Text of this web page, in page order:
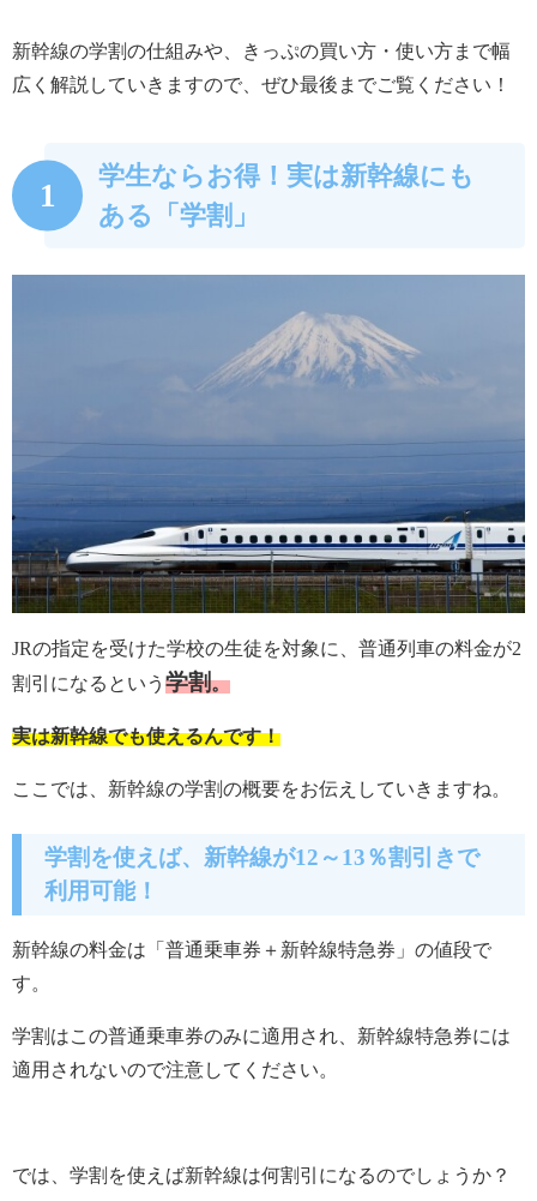
新幹線の学割の仕組みや、きっぷの買い方・使い方まで幅
広く解説していきますので、ぜひ最後までご覧ください！
1
学生ならお得！実は新幹線にも
ある「学割」
JRの指定を受けた学校の生徒を対象に、普通列車の料金が2
割引になるという 学割。
実は新幹線でも使えるんです！
ここでは、新幹線の学割の概要をお伝えしていきますね。
学割を使えば、新幹線が12～13％割引きで
利用可能！
新幹線の料金は「普通乗車券＋新幹線特急券」の値段で
す。
学割はこの普通乗車券のみに適用され、新幹線特急券には
適用されないので注意してください。
では、学割を使えば新幹線は何割引になるのでしょうか？